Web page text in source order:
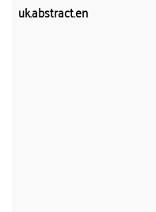
uk.abstract.en